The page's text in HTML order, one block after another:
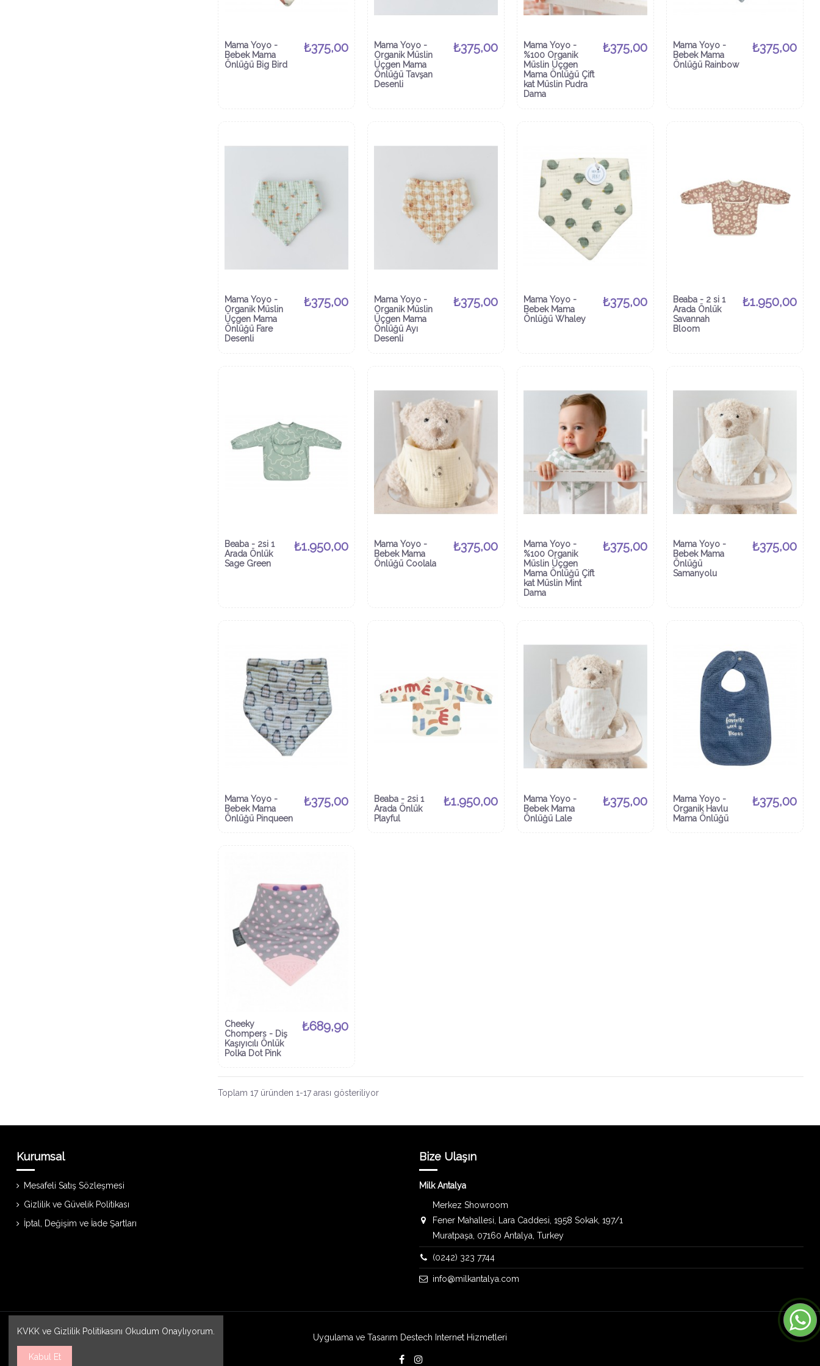
Mama Yoyo -
Bebek Mama
Önlüğü Big Bird
₺375,00
Mama Yoyo -
Organik Müslin
Üçgen Mama
Önlüğü Tavşan
Desenli
₺375,00
Mama Yoyo -
%100 Organik
Müslin Üçgen
Mama Önlüğü Çift
kat Müslin Pudra
Dama
₺375,00
Mama Yoyo -
Bebek Mama
Önlüğü Rainbow
₺375,00
Mama Yoyo -
Organik Müslin
Üçgen Mama
Önlüğü Fare
Desenli
₺375,00
Mama Yoyo -
Organik Müslin
Üçgen Mama
Önlüğü Ayı
Desenli
₺375,00
Mama Yoyo -
Bebek Mama
Önlüğü Whaley
₺375,00
Beaba - 2 si 1
Arada Önlük
Savannah
Bloom
₺1.950,00
Beaba - 2si 1
Arada Önlük
Sage Green
₺1.950,00
Mama Yoyo -
Bebek Mama
Önlüğü Coolala
₺375,00
Mama Yoyo -
%100 Organik
Müslin Üçgen
Mama Önlüğü Çift
kat Müslin Mint
Dama
₺375,00
Mama Yoyo -
Bebek Mama
Önlüğü
Samanyolu
₺375,00
Mama Yoyo -
Bebek Mama
Önlüğü Pinqueen
₺375,00
Beaba - 2si 1
Arada Önlük
Playful
₺1.950,00
Mama Yoyo -
Bebek Mama
Önlüğü Lale
₺375,00
Mama Yoyo -
Organik Havlu
Mama Önlüğü
₺375,00
Cheeky
Chompers - Diş
Kaşıyıcılı Önlük
Polka Dot Pink
₺689,90
Toplam 17 üründen 1-17 arası gösteriliyor
Kurumsal
Mesafeli Satış Sözleşmesi
Gizlilik ve Güvelik Politikası
İptal, Değişim ve İade Şartları
Bize Ulaşın
Milk Antalya
Merkez Showroom
Fener Mahallesi, Lara Caddesi, 1958 Sokak, 197/1
Muratpaşa, 07160 Antalya, Turkey
(0242) 323 7744
info@milkantalya.com
Uygulama ve Tasarım Destech Internet Hizmetleri
KVKK ve Gizlilik Politikasını Okudum Onaylıyorum.
Kabul Et